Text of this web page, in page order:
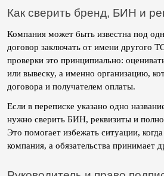
Как сверить бренд, БИН и
Компания может быть известна под
договор заключать от имени другого
проверки это принципиально:
или вывеску, а именно организацию,
договора и получателем оплаты.
Если в переписке указано одно
нужно сверить БИН, реквизиты и
Это помогает избежать ситуации,
компания, а обязательства принимает